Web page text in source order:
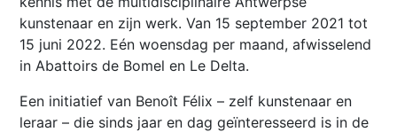
kunstenaar en zijn werk. Van 15 september 2021 tot
15 juni 2022. Eén woensdag per maand, afwisselend
in Abattoirs de Bomel en Le Delta.
Een initiatief van Benoît Félix – zelf kunstenaar en
leraar – die sinds jaar en dag geïnteresseerd is in de